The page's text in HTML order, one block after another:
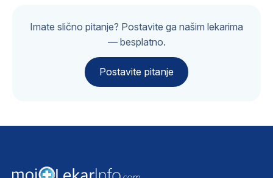
Imate slično pitanje? Postavite ga našim lekarima
— besplatno.
Postavite pitanje